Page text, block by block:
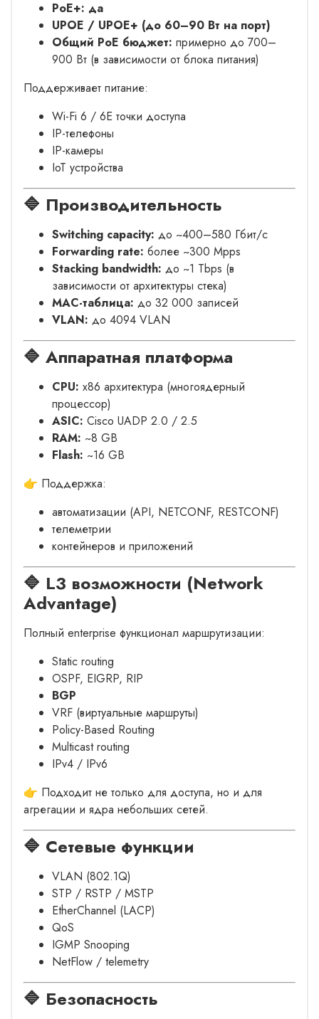
PoE+: да
UPOE / UPOE+ (до 60–90 Вт на порт)
Общий PoE бюджет: примерно до 700–
900 Вт (в зависимости от блока питания)
Поддерживает питание:
Wi-Fi 6 / 6E точки доступа
IP-телефоны
IP-камеры
IoT устройства
🔷 Производительность
Switching capacity: до ~400–580 Гбит/с
Forwarding rate: более ~300 Mpps
Stacking bandwidth: до ~1 Tbps (в
зависимости от архитектуры стека)
MAC-таблица: до 32 000 записей
VLAN: до 4094 VLAN
🔷 Аппаратная платформа
CPU: x86 архитектура (многоядерный
процессор)
ASIC: Cisco UADP 2.0 / 2.5
RAM: ~8 GB
Flash: ~16 GB
👉 Поддержка:
автоматизации (API, NETCONF, RESTCONF)
телеметрии
контейнеров и приложений
🔷 L3 возможности (Network
Advantage)
Полный enterprise функционал маршрутизации:
Static routing
OSPF, EIGRP, RIP
BGP
VRF (виртуальные маршруты)
Policy-Based Routing
Multicast routing
IPv4 / IPv6
👉 Подходит не только для доступа, но и для
агрегации и ядра небольших сетей.
🔷 Сетевые функции
VLAN (802.1Q)
STP / RSTP / MSTP
EtherChannel (LACP)
QoS
IGMP Snooping
NetFlow / telemetry
🔷 Безопасность